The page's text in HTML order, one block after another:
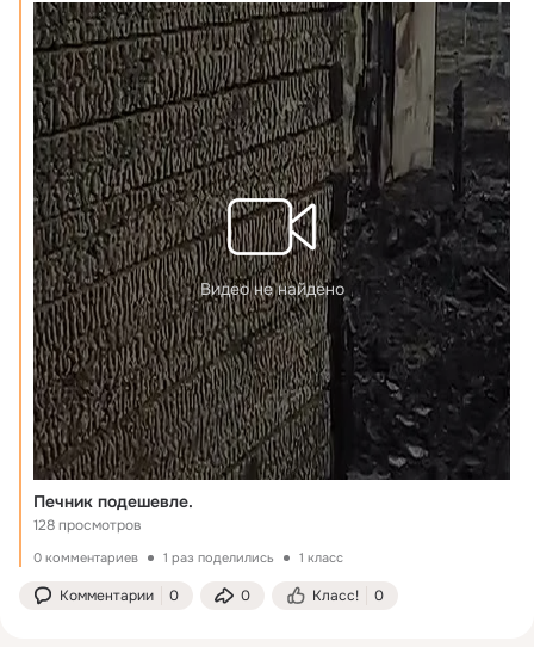
армирован — это снижает степень его нагрева и тем самым
существенно увеличивает срок службы печи. По периметру
контура равномерно распределены конвекционные окна: через них
тепло от разогретого первого контура поступает в парную. Внутри
печи размещена вместительная ёмкость из нержавеющей стали с
дверцей — она предназначена для закладки камней и подачи пара в
парную.
Эта печь — настоящий выбор для
Видео не найдено
Печник подешевле.
128 просмотров
0 комментариев 1 раз поделились 1 класс
Комментарии 0 0 Класс! 0